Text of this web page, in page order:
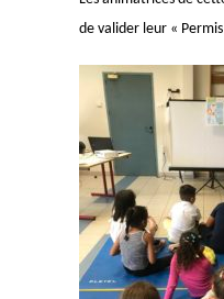
de valider leur «